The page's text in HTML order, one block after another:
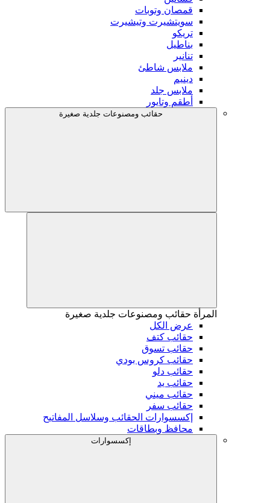
قمصان وتوبات
سويتشيرت وتيشيرت
تريكو
بناطيل
تنانير
ملابس شاطئ
دينيم
ملابس جلد
أطقم وتايور
حقائب ومصنوعات جلدية صغيرة
المرأة حقائب ومصنوعات جلدية صغيرة
عرض الكل
حقائب كتف
حقائب تسوق
حقائب كروس بودي
حقائب دلو
حقائب يد
حقائب ميني
حقائب سفر
إكسسوارات الحقائب وسلاسل المفاتيح
محافظ وبطاقات
إكسسوارات